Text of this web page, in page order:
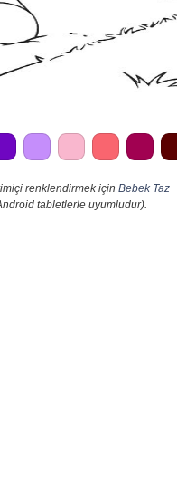
renklendirmek için Bebek Taz
tabletlerle uyumludur).